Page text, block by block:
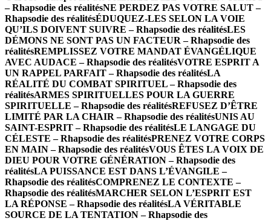
– Rhapsodie des réalitésNE PERDEZ PAS VOTRE SALUT –
Rhapsodie des réalitésÉDUQUEZ-LES SELON LA VOIE
QU’ILS DOIVENT SUIVRE – Rhapsodie des réalitésLES
DÉMONS NE SONT PAS UN FACTEUR – Rhapsodie des
réalitésREMPLISSEZ VOTRE MANDAT ÉVANGÉLIQUE
AVEC AUDACE – Rhapsodie des réalitésVOTRE ESPRIT A
UN RAPPEL PARFAIT – Rhapsodie des réalitésLA
RÉALITÉ DU COMBAT SPIRITUEL – Rhapsodie des
réalitésARMES SPIRITUELLES POUR LA GUERRE
SPIRITUELLE – Rhapsodie des réalitésREFUSEZ D’ÊTRE
LIMITÉ PAR LA CHAIR – Rhapsodie des réalitésUNIS AU
SAINT-ESPRIT – Rhapsodie des réalitésLE LANGAGE DU
CÉLESTE – Rhapsodie des réalitésPRENEZ VOTRE CORPS
EN MAIN – Rhapsodie des réalitésVOUS ÊTES LA VOIX DE
DIEU POUR VOTRE GÉNÉRATION – Rhapsodie des
réalitésLA PUISSANCE EST DANS L’ÉVANGILE –
Rhapsodie des réalitésCOMPRENEZ LE CONTEXTE –
Rhapsodie des réalitésMARCHER SELON L’ESPRIT EST
LA RÉPONSE – Rhapsodie des réalitésLA VÉRITABLE
SOURCE DE LA TENTATION – Rhapsodie des